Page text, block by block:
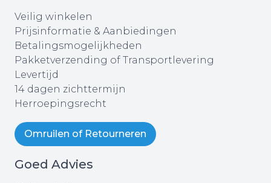
Veilig winkelen
Prijsinformatie & Aanbiedingen
Betalingsmogelijkheden
Pakketverzending of Transportlevering
Levertijd
14 dagen zichttermijn
Herroepingsrecht
Omruilen of Retourneren
Goed Advies